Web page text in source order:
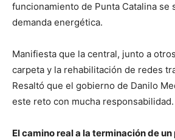
funcionamiento de Punta Catalina se
demanda energética.
Manifiesta que la central, junto a
carpeta y la rehabilitación de redes
Resaltó que el gobierno de Danilo
este reto con mucha responsabilidad.
El camino real a la terminación de